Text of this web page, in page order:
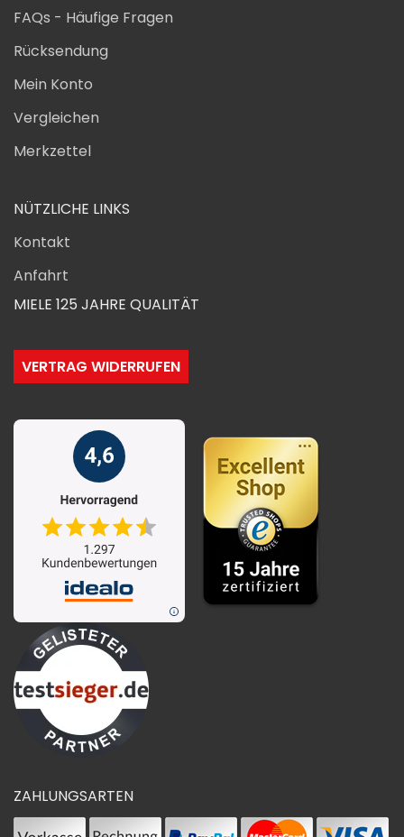
FAQs - Häufige Fragen
Rücksendung
Mein Konto
Vergleichen
Merkzettel
NÜTZLICHE LINKS
Kontakt
Anfahrt
MIELE 125 JAHRE QUALITÄT
VERTRAG WIDERRUFEN
ZAHLUNGSARTEN